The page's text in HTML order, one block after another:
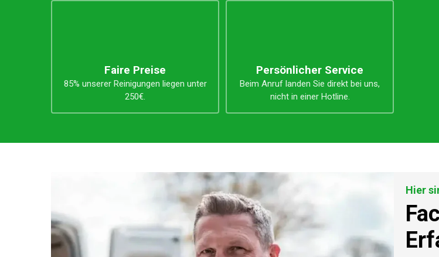
Faire Preise
85% unserer Reinigungen liegen unter
250€.
Persönlicher Service
Beim Anruf landen Sie direkt bei uns,
nicht in einer Hotline.
Hier